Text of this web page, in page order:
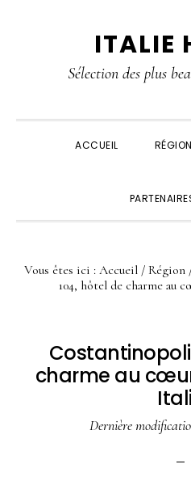
principale
latérale
principale
page
ITALIE
Sélection des plus
ACCUEIL
Vous êtes ici : Accueil / Région
104, hôtel de charme au
charme au
Dernière